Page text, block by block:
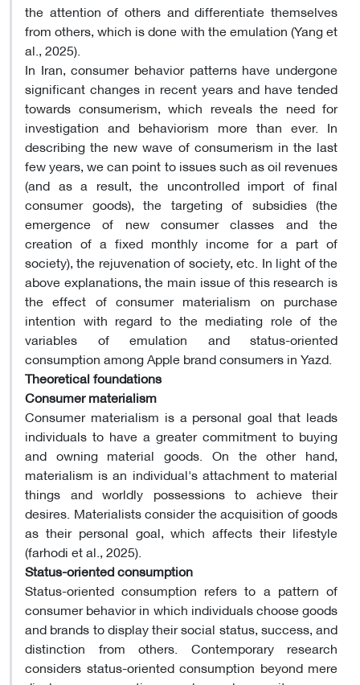
the attention of others and differentiate themselves
from others, which is done with the emulation (Yang et
al., 2025).
In Iran, consumer behavior patterns have undergone
significant changes in recent years and have tended
towards consumerism, which reveals the need for
investigation and behaviorism more than ever. In
describing the new wave of consumerism in the last
few years, we can point to issues such as oil revenues
(and as a result, the uncontrolled import of final
consumer goods), the targeting of subsidies (the
emergence of new consumer classes and the
creation of a fixed monthly income for a part of
society), the rejuvenation of society, etc. In light of the
above explanations, the main issue of this research is
the effect of consumer materialism on purchase
intention with regard to the mediating role of the
variables of emulation and status-oriented
consumption among Apple brand consumers in Yazd.
Theoretical foundations
Consumer materialism
Consumer materialism is a personal goal that leads
individuals to have a greater commitment to buying
and owning material goods. On the other hand,
materialism is an individual's attachment to material
things and worldly possessions to achieve their
desires. Materialists consider the acquisition of goods
as their personal goal, which affects their lifestyle
(farhodi et al., 2025).
Status-oriented consumption
Status-oriented consumption refers to a pattern of
consumer behavior in which individuals choose goods
and brands to display their social status, success, and
distinction from others. Contemporary research
considers status-oriented consumption beyond mere